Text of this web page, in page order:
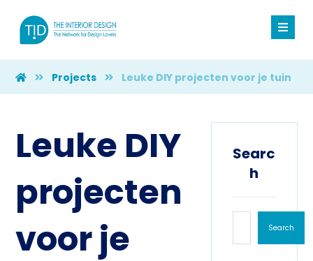
Projects Leuke DIY projecten voor je tuin
Leuke DIY
projecten
voor je
Searc
h
Search